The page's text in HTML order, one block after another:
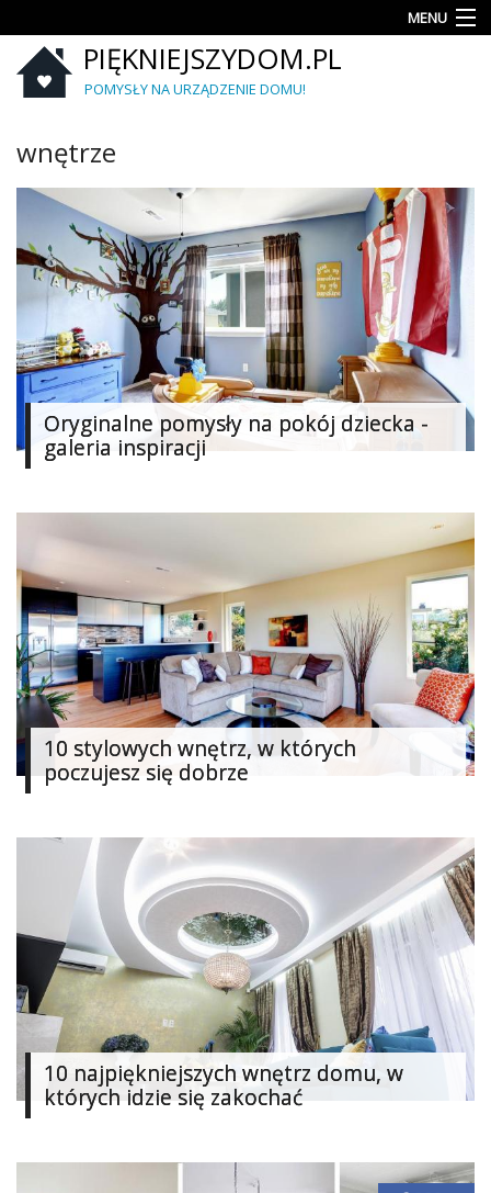
MENU
Aranżacje
wnętrz
Sypialnia
Salon
to
sam
Ogród
Dekoracje
Dodatki
Pokój
dziecięcy
Przedpokój
Najlepsze
Kategorie
Dodaj
artykuł
Dodaj
galerię
PIĘKNIEJSZYDOM.PL
POMYSŁY NA URZĄDZENIE DOMU!
wnętrze
Oryginalne pomysły na pokój dziecka -
galeria inspiracji
10 stylowych wnętrz, w których
poczujesz się dobrze
10 najpiękniejszych wnętrz domu, w
których idzie się zakochać